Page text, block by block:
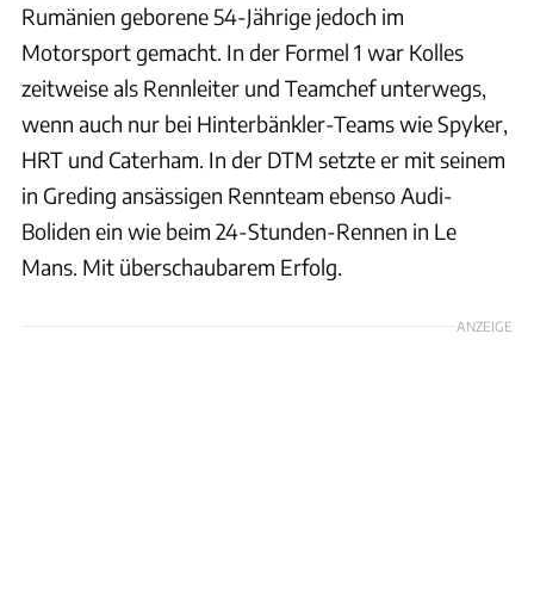
Rumänien geborene 54-Jährige jedoch im
Motorsport gemacht. In der Formel 1 war Kolles
zeitweise als Rennleiter und Teamchef unterwegs,
wenn auch nur bei Hinterbänkler-Teams wie Spyker,
HRT und Caterham. In der DTM setzte er mit seinem
in Greding ansässigen Rennteam ebenso Audi-
Boliden ein wie beim 24-Stunden-Rennen in Le
Mans. Mit überschaubarem Erfolg.
ANZEIGE